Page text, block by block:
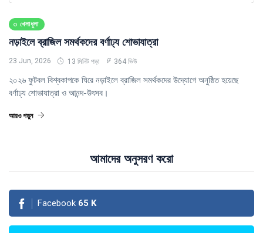
খেলাধুলা
নড়াইলে ব্রাজিল সমর্থকদের বর্ণাঢ্য শোভাযাত্রা
23 Jun, 2026 13 মিনিট পড়া 364 ভিউ
২০২৬ ফুটবল বিশ্বকাপকে ঘিরে নড়াইলে ব্রাজিল সমর্থকদের উদ্যোগে অনুষ্ঠিত হয়েছে
বর্ণাঢ্য শোভাযাত্রা ও আনন্দ-উৎসব।
আরও পড়ুন
আমাদের অনুসরণ করো
Facebook 65 K